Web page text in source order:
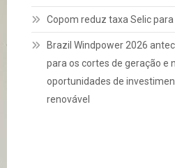
Copom reduz taxa Selic
Brazil Windpower 2026
para os cortes de geração e
oportunidades de
renovável